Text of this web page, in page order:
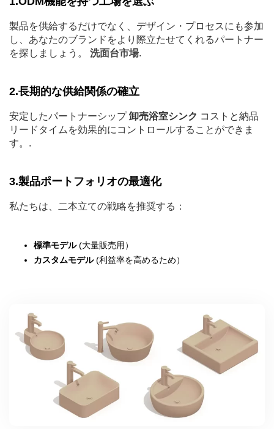
製品を供給するだけでなく、デザイン・プロセスにも参加
し、あなたのブランドをより際立たせてくれるパートナー
を探しましょう。 洗面台市場.
2.長期的な供給関係の確立
安定したパートナーシップ卸売浴室シンク コストと納品
リードタイムを効果的にコントロールすることができま
す。.
3.製品ポートフォリオの最適化
私たちは、二本立ての戦略を推奨する：
標準モデル(大量販売用）
カスタムモデル(利益率を高めるため）